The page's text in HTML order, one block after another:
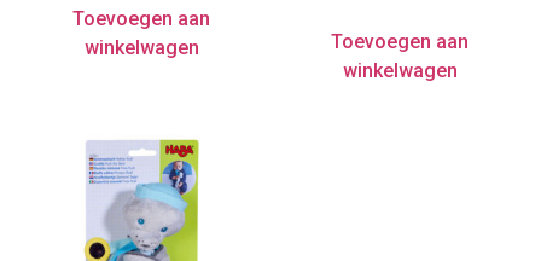
Toevoegen aan
winkelwagen
Toevoegen aan
winkelwagen